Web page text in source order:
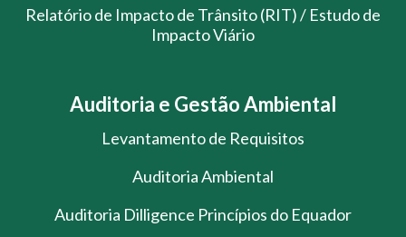
Relatório de Impacto de Trânsito (RIT) / Estudo de
Impacto Viário
Auditoria e Gestão Ambiental
Levantamento de Requisitos
Auditoria Ambiental
Auditoria Dilligence Princípios do Equador